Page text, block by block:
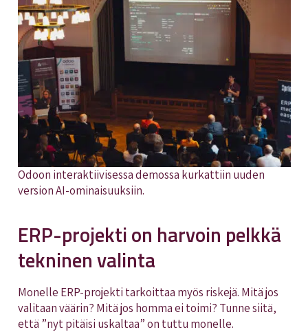
Odoon interaktiivisessa demossa kurkattiin uuden
version AI-ominaisuuksiin.
ERP-projekti on harvoin pelkkä
tekninen valinta
Monelle ERP-projekti tarkoittaa myös riskejä. Mitä jos
valitaan väärin? Mitä jos homma ei toimi? Tunne siitä,
että ”nyt pitäisi uskaltaa” on tuttu monelle.